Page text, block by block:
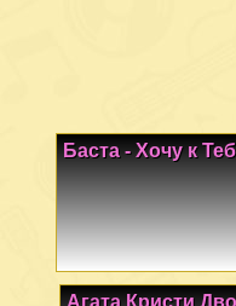
Баста - Хочу к
Агата Кристи